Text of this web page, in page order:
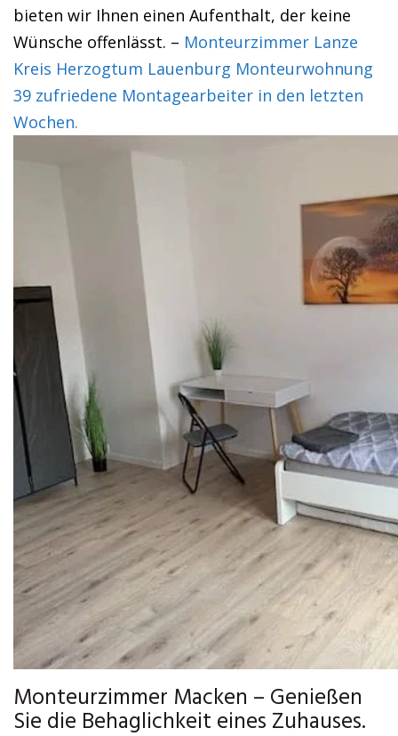
bieten wir Ihnen einen Aufenthalt, der keine
Wünsche offenlässt. – Monteurzimmer Lanze
Kreis Herzogtum Lauenburg Monteurwohnung
39 zufriedene Montagearbeiter in den letzten
Wochen.
Monteurzimmer Macken – Genießen
Sie die Behaglichkeit eines Zuhauses.